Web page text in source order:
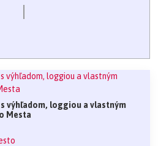
výhľadom, loggiou a vlastným
Mesta